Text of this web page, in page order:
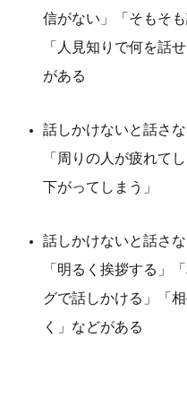
信がない」「そもそ
「人見知りで何を話
がある
話しかけないと話さ
「周りの人が疲れて
下がってしまう」
話しかけないと話さ
「明るく挨拶する」
グで話しかける」「
く」などがある